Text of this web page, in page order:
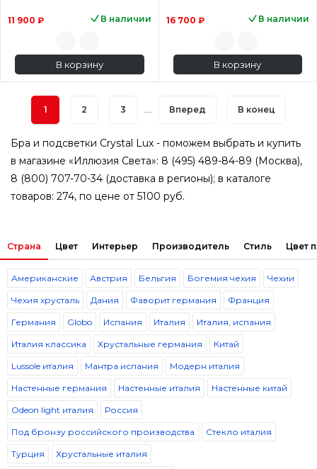
11 900 ₽ В наличии
В корзину
16 700 ₽ В наличии
В корзину
1 2 3 Вперед В конец
Бра и подсветки Crystal Lux - поможем выбрать и купить
в магазине «Иллюзия Света»: 8 (495) 489-84-89 (Москва),
8 (800) 707-70-34 (доставка в регионы); в каталоге
товаров: 274, по цене от 5100 руб.
Страна Цвет Интерьер Производитель Стиль Цвет
Американские Австрия Бельгия Богемия чехия Чехии
Чехия хрусталь Дания Фаворит германия Франция
Германия Globo Испания Италия Италия, испания
Италия классика Хрустальные германия Китай
Lussole италия Мантра испания Модерн италия
Настенные германия Настенные италия Настенные китай
Odeon light италия Россия
Под бронзу российского производства Стекло италия
Турция Хрустальные италия